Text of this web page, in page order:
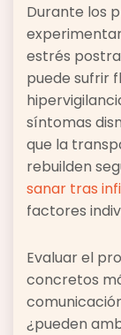
Durante los
estrés
puede sufrir
síntomas
que la
rebuilden
sanar tras
factores
Evaluar el
concretos
¿pueden